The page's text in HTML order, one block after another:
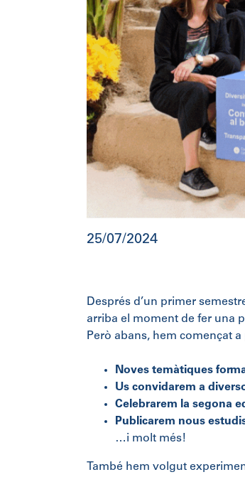
25/07/2024
Després d’un primer
arriba el moment de fer una
Però abans, hem començat
Noves temàtiques
Us convidarem a
Celebrarem la segona
Publicarem nous
…i molt més!
També hem volgut